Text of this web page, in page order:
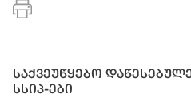
საქვეუწყებო
სსიპ-ები